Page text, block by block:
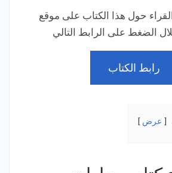
حول هذا الكتاب على موقع
رابط الكتاب
عرض